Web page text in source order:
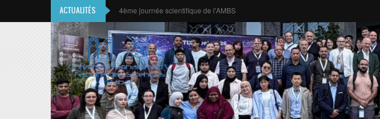
Aller au contenu principal
ACTUALITÉS CALL FOR CONTRIBUTIONS
Faculté des Sciences de Rabat